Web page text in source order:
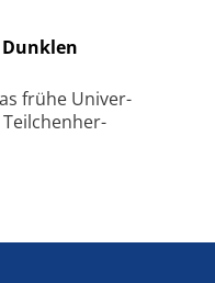
frü­he Uni­ver­
Teil­chen­her­